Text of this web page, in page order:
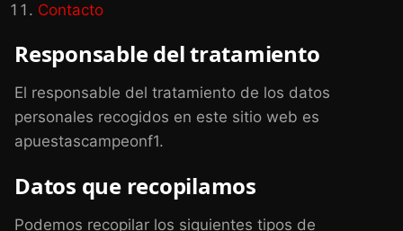
Contacto
Responsable del tratamiento
El responsable del tratamiento de los datos
personales recogidos en este sitio web es
apuestascampeonf1.
Datos que recopilamos
Podemos recopilar los siguientes tipos de